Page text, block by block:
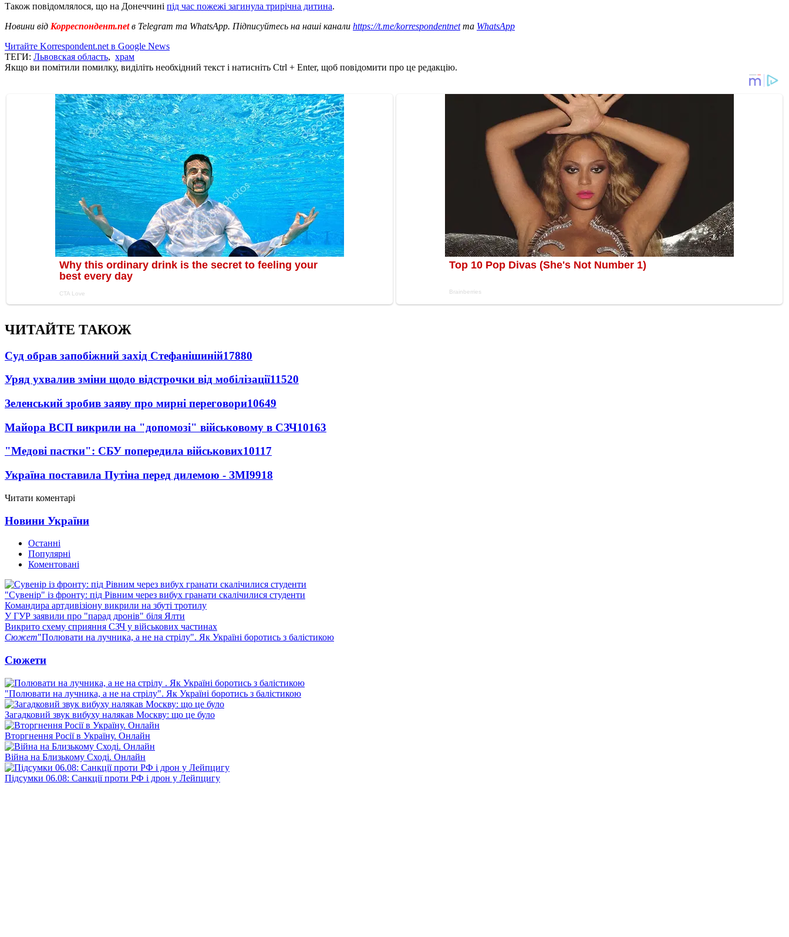
Також повідомлялося, що на Донеччині під час пожежі загинула трирічна дитина.
Новини від Корреспондент.netв Telegram та WhatsApp. Підписуйтесь на наші канали https://t.me/korrespondentnetта WhatsApp
Читайте Korrespondent.net в Google News
ТЕГИ: Львовская область, храм
Якщо ви помітили помилку, виділіть необхідний текст і натисніть Ctrl + Enter, щоб повідомити про це редакцію.
ЧИТАЙТЕ ТАКОЖ
Суд обрав запобіжний захід Стефанішиній17880
Уряд ухвалив зміни щодо відстрочки від мобілізації11520
Зеленський зробив заяву про мирні переговори10649
Майора ВСП викрили на "допомозі" військовому в СЗЧ10163
"Медові пастки": СБУ попередила військових10117
Україна поставила Путіна перед дилемою - ЗМІ9918
Читати коментарі
Новини України
Останні
Популярні
Коментовані
"Сувенір" із фронту: під Рівним через вибух гранати скалічилися студенти
Командира артдивізіону викрили на збуті тротилу
У ГУР заявили про "парад дронів" біля Ялти
Викрито схему сприяння СЗЧ у військових частинах
Сюжет"Полювати на лучника, а не на стрілу". Як Україні боротись з балістикою
Сюжети
"Полювати на лучника, а не на стрілу". Як Україні боротись з балістикою
Загадковий звук вибуху налякав Москву: що це було
Вторгнення Росії в Україну. Онлайн
Війна на Близькому Сході. Онлайн
Підсумки 06.08: Санкції проти РФ і дрон у Лейпцигу